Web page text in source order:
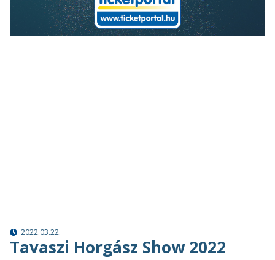
2022.03.22.
Tavaszi Horgász Show 2022